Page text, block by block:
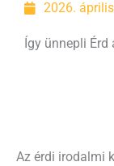
2026.
Így ünnepli
Az érdi irodalmi